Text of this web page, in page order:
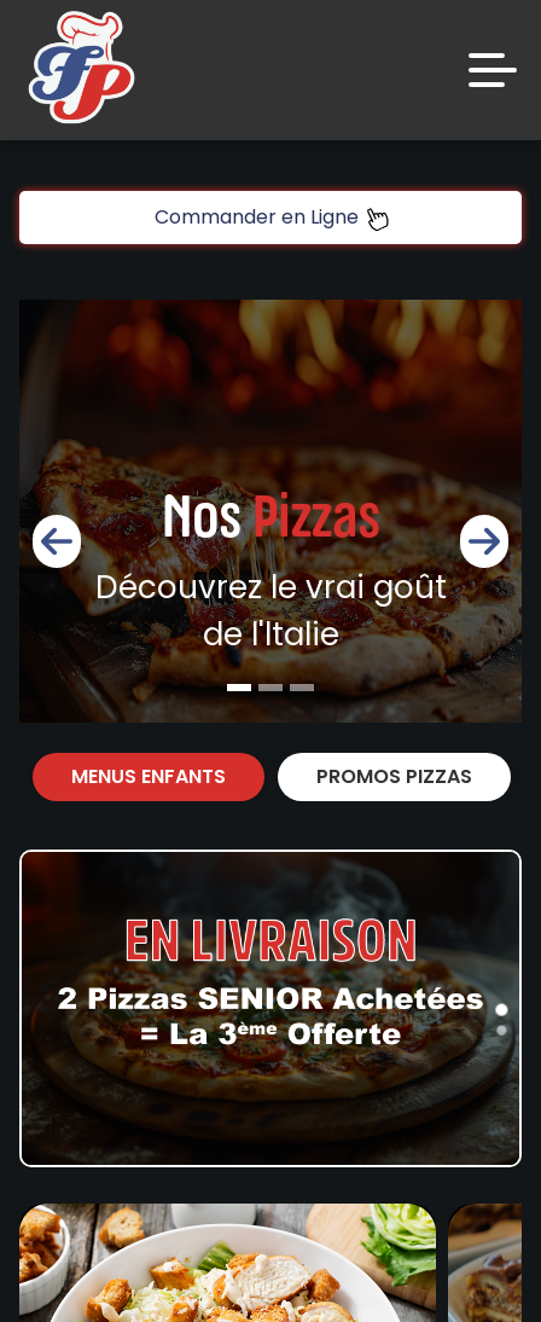
Accueil
Avis
Appelez-nous
C.G.V
Mentions Légales
Mon Compte
Nous Trouver
Zones de Livraison
Commander en Ligne
NosPizzas
Découvrez le vrai goût
de l'ltalie
MENUS ENFANTS PROMOS PIZZAS